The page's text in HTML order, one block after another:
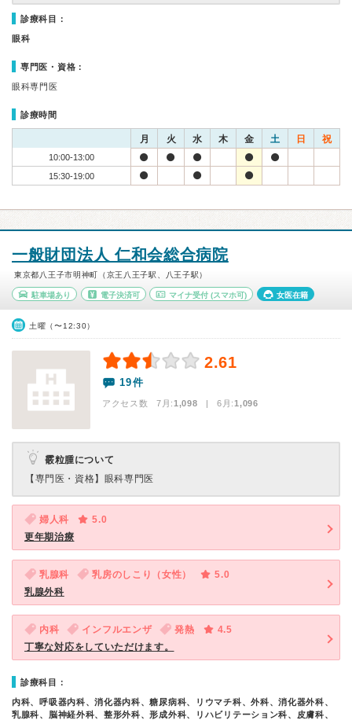
診療科目：
眼科
専門医・資格：
眼科専門医
診療時間
月 火 水 木 金 土 日 祝
10:00-13:00
15:30-19:00
一般財団法人 仁和会総合病院
東京都八王子市明神町（京王八王子駅、八王子駅）
駐車場あり 電子決済可 マイナ受付 (スマホ可) 女医在籍
土曜（〜12:30）
2.61
19件
アクセス数 7月:1,098 | 6月:1,096
霰粒腫について
【専門医・資格】 眼科専門医
婦人科
5.0
更年期治療
乳腺科 乳房のしこり（女性）
5.0
乳腺外科
内科 インフルエンザ 発熱
4.5
丁寧な対応をしていただけます。
診療科目：
内科、呼吸器内科、消化器内科、糖尿病科、リウマチ科、外科、消化器外科、
乳腺科、脳神経外科、整形外科、形成外科、リハビリテーション科、皮膚科、